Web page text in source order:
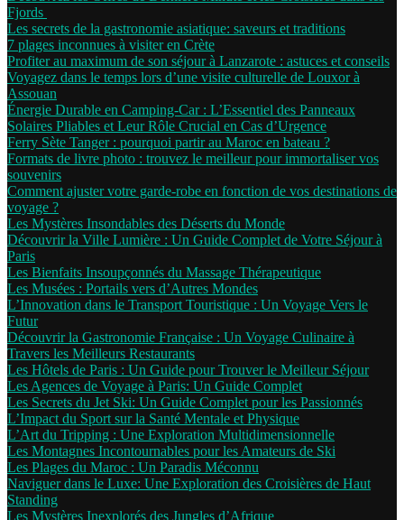
Fjords
Les secrets de la gastronomie asiatique: saveurs et traditions
7 plages inconnues à visiter en Crète
Profiter au maximum de son séjour à Lanzarote : astuces et conseils
Voyagez dans le temps lors d’une visite culturelle de Louxor à
Assouan
Énergie Durable en Camping-Car : L’Essentiel des Panneaux
Solaires Pliables et Leur Rôle Crucial en Cas d’Urgence
Ferry Sète Tanger : pourquoi partir au Maroc en bateau ?
Formats de livre photo : trouvez le meilleur pour immortaliser vos
souvenirs
Comment ajuster votre garde-robe en fonction de vos destinations de
voyage ?
Les Mystères Insondables des Déserts du Monde
Découvrir la Ville Lumière : Un Guide Complet de Votre Séjour à
Paris
Les Bienfaits Insoupçonnés du Massage Thérapeutique
Les Musées : Portails vers d’Autres Mondes
L’Innovation dans le Transport Touristique : Un Voyage Vers le
Futur
Découvrir la Gastronomie Française : Un Voyage Culinaire à
Travers les Meilleurs Restaurants
Les Hôtels de Paris : Un Guide pour Trouver le Meilleur Séjour
Les Agences de Voyage à Paris: Un Guide Complet
Les Secrets du Jet Ski: Un Guide Complet pour les Passionnés
L’Impact du Sport sur la Santé Mentale et Physique
L’Art du Tripping : Une Exploration Multidimensionnelle
Les Montagnes Incontournables pour les Amateurs de Ski
Les Plages du Maroc : Un Paradis Méconnu
Naviguer dans le Luxe: Une Exploration des Croisières de Haut
Standing
Les Mystères Inexplorés des Jungles d’Afrique